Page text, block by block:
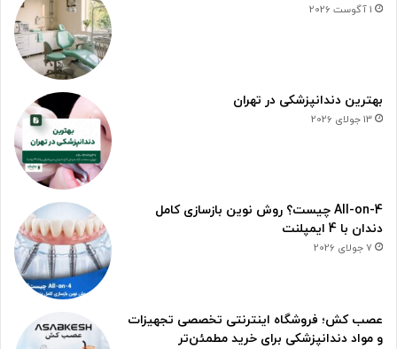
1 آگوست 2026
بهترین دندانپزشکی در تهران
13 جولای 2026
All-on-4 چیست؟ روش نوین بازسازی کامل
دندان با 4 ایمپلنت
7 جولای 2026
عصب کش؛ فروشگاه اینترنتی تخصصی تجهیزات
و مواد دندانپزشکی برای خرید مطمئن‌تر